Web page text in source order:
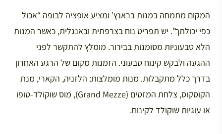
המקום מתמחה במנות בראנץ’ ומציע אופציה לבופה “אכול
כפי יכולתך”. יש תפריט נוח בצרפתית ובאנגלית, כאשר המנות
הלא טבעוניות מסומנות בבירור. מומלץ להתקשר לפני
ההגעה ולבקש קינוח טבעוני. הזמנות מקום של הרגע האחרון
בדרך כלל מתקבלות. מנות מומלצות: הלזניה, הקארי, מנת
הקוסקוס, צלחת המזטים (Grand Mezze), מוס שוקולד-טופו
או עוגיות שוקולד לקינוח.